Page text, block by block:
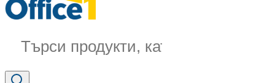
Търси продукти, категории...